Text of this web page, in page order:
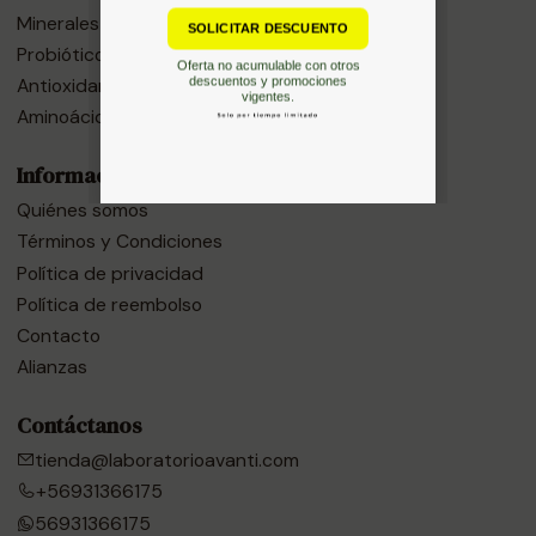
Minerales
Probióticos y Prebióticos
Antioxidantes
Aminoácidos
Información
Quiénes somos
Términos y Condiciones
Política de privacidad
Política de reembolso
Contacto
Alianzas
Contáctanos
tienda@laboratorioavanti.com
+56931366175
56931366175